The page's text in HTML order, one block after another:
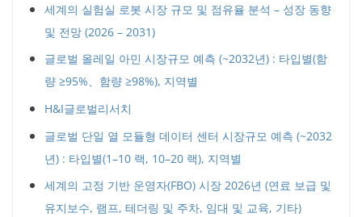
세계의 실험실 로봇 시장 규모 및 점유율 분석 – 성장 동향
및 전망 (2026 – 2031)
글로벌 올레일 아민 시장규모 예측 (~2032년) : 타입별(함
량 ≥95%、함량 ≥98%), 지역별
H&I글로벌리서치
글로벌 단일 열 모듈형 데이터 센터 시장규모 예측 (~2032
년) : 타입별(1–10 랙, 10–20 랙), 지역별
세계의 고정 기반 운영자(FBO) 시장 2026년 (연료 보급 및
유지보수, 램프, 테더링 및 주차, 임대 및 교육, 기타)